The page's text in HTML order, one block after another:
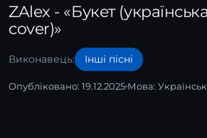
ZAlex - «Букет
cover)»
Виконавець: Інші пісні
Опубліковано: 19.12.2025 Мова: